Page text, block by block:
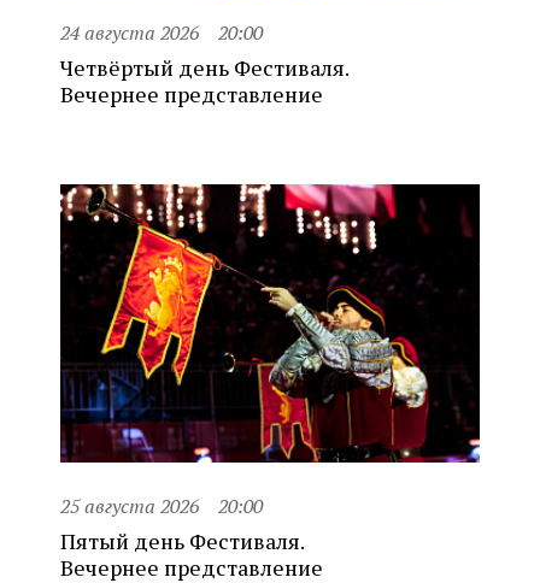
24 августа 2026 20:00
Четвёртый день Фестиваля.
Вечернее представление
25 августа 2026 20:00
Пятый день Фестиваля.
Вечернее представление